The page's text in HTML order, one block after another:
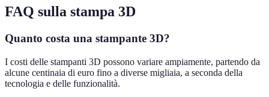
FAQ sulla stampa 3D
Quanto costa una stampante 3D?
I costi delle stampanti 3D possono variare ampiamente, partendo da
alcune centinaia di euro fino a diverse migliaia, a seconda della
tecnologia e delle funzionalità.